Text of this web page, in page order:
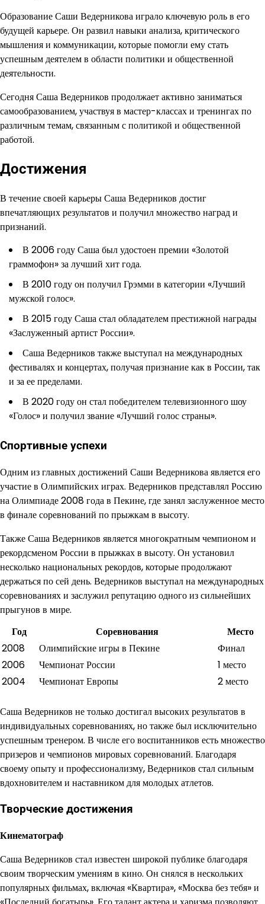
Образование Саши Ведерникова играло ключевую роль в его
будущей карьере. Он развил навыки анализа, критического
мышления и коммуникации, которые помогли ему стать
успешным деятелем в области политики и общественной
деятельности.
Сегодня Саша Ведерников продолжает активно заниматься
самообразованием, участвуя в мастер-классах и тренингах по
различным темам, связанным с политикой и общественной
работой.
Достижения
В течение своей карьеры Саша Ведерников достиг
впечатляющих результатов и получил множество наград и
признаний.
В 2006 году Саша был удостоен премии «Золотой
граммофон» за лучший хит года.
В 2010 году он получил Грэмми в категории «Лучший
мужской голос».
В 2015 году Саша стал обладателем престижной награды
«Заслуженный артист России».
Саша Ведерников также выступал на международных
фестивалях и концертах, получая признание как в России, так
и за ее пределами.
В 2020 году он стал победителем телевизионного шоу
«Голос» и получил звание «Лучший голос страны».
Спортивные успехи
Одним из главных достижений Саши Ведерникова является его
участие в Олимпийских играх. Ведерников представлял Россию
на Олимпиаде 2008 года в Пекине, где занял заслуженное место
в финале соревнований по прыжкам в высоту.
Также Саша Ведерников является многократным чемпионом и
рекордсменом России в прыжках в высоту. Он установил
несколько национальных рекордов, которые продолжают
держаться по сей день. Ведерников выступал на международных
соревнованиях и заслужил репутацию одного из сильнейших
прыгунов в мире.
Год
Соревнования
Место
2008
Олимпийские игры в Пекине
Финал
2006
Чемпионат России
1 место
2004
Чемпионат Европы 2 место
Саша Ведерников не только достигал высоких результатов в
индивидуальных соревнованиях, но также был исключительно
успешным тренером. В числе его воспитанников есть множество
призеров и чемпионов мировых соревнований. Благодаря
своему опыту и профессионализму, Ведерников стал сильным
вдохновителем и наставником для молодых атлетов.
Творческие достижения
Кинематограф
Саша Ведерников стал известен широкой публике благодаря
своим творческим умениям в кино. Он снялся в нескольких
популярных фильмах, включая «Квартира», «Москва без тебя» и